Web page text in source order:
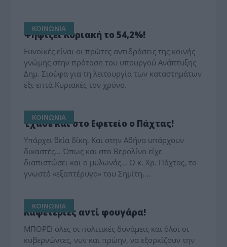
ΚΟΙΝΩΝΙΑ
Ψηφίζει Κυριακή το 54,2%!
Ευνοϊκές είναι οι πρώτες αντιδράσεις της κοινής
γνώμης στην πρόταση του υπουργού Ανάπτυξης
Δημ. Σιούφα για τη λειτουργία των καταστημάτων
έξι-επτά Κυριακές τον χρόνο.
ΚΟΙΝΩΝΙΑ
Έχασε και στο Εφετείο ο Πάχτας!
Υπάρχει θεία δίκη. Και στην Αθήνα υπάρχουν
δικαστές… Όπως και στο Βερολίνο είχε
διαπιστώσει και ο μυλωνάς… Ο κ. Χρ. Πάχτας, το
γνωστό «εξαπτέρυγο» του Σημίτη,…
ΚΟΙΝΩΝΙΑ
Καφετέριες αντί φουγάρα!
ΜΠΟΡΕΙ όλες οι πολιτικές δυνάμεις και όλοι οι
κυβερνώντες, νυν και πρώην, να εξορκίζουν την